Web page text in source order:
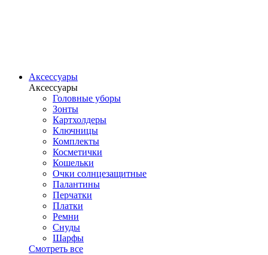
Аксессуары
Аксессуары
Головные уборы
Зонты
Картхолдеры
Ключницы
Комплекты
Косметички
Кошельки
Очки солнцезащитные
Палантины
Перчатки
Платки
Ремни
Снуды
Шарфы
Смотреть все